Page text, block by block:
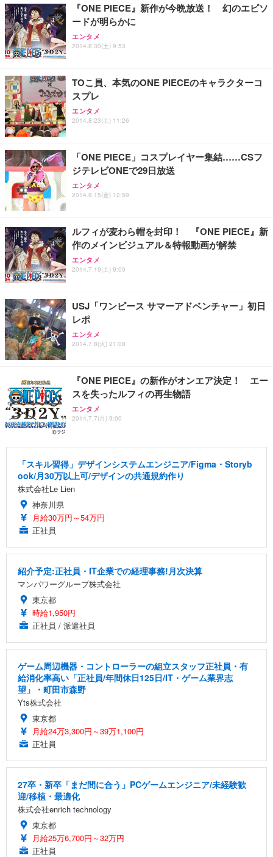
務用 おしゃれ パソコンチェア (ホワイト)
ANDWINT オフィスチェア デスクチェア 肘なし メ
ッシュ 通気性 ランバーサポート付き 腰サポート ガ
ス圧無段階昇降 360度回転 キャスター付き コンパク
【MiniLED/24.5inch/280Hz/FHD】GRAPHT THE S
HOOTER Gaming Monitor 24” Essential ゲーミン
グモニター QD 24.5インチ 1ms FHD 量子ドット 残
アイリスオーヤマ ペットシーツ 超厚型 お徳用 レギ
ュラー 200枚入【Amazon.co.jp限定】
『ONE PIECE』新作が今晩放送！ 幻のエピソ
ードが明らかに
エンタメ
2014.8.30(土) 9:53
TOこ員、本気のONE PIECEのキャラクターコ
スプレ
エンタメ
2014.8.23(土) 11:26
「ONE PIECE」コスプレイヤー集結……CSフ
ジテレビONEで29日放送
エンタメ
2014.8.15(金) 12:59
ルフィが麦わら帽を封印！ 『ONE PIECE』新
作のメインビジュアル＆特報動画が解禁
エンタメ
2014.7.19(土) 9:00
USJ「ワンピース サマーアドベンチャー」初日
レポ
エンタメ
2014.7.8(火) 21:08
『ONE PIECE』の新作がオンエア決定！ エー
スを失ったルフィの再生物語
エンタメ
2014.7.7(月) 9:00
「スキル習得」デザインシステムエンジニア/Figma・Storyb
ook/月30万以上可/デザインの共通規約作り
株式会社Le Lien
神奈川県
月給30万円～54万円
正社員
紹介予定:正社員・IT企業での経理事務!月次決算
マンパワーグループ株式会社
東京都
時給1,950円
正社員 / 派遣社員
ゲーム周辺機器・コントローラーの組立スタッフ正社員・有
給消化率高い「正社員/年間休日125日/IT・ゲーム業界志
望」・町田市森野
Yts株式会社
東京都
月給24万3,300円～39万1,100円
正社員
27卒・新卒「まだ間に合う」PCゲームエンジニア/未経験歓
迎/移植・最適化
株式会社enrich technology
東京都
月給25万6,700円～32万円
正社員